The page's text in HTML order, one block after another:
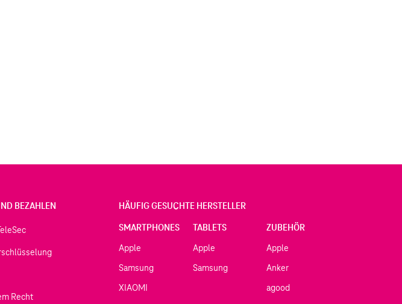
BEZAHLEN
Recht
HÄUFIG GESUCHTE HERSTELLER
SMARTPHONES
Apple
Samsung
XIAOMI
TABLETS
Apple
Samsung
ZUBEHÖR
Apple
Anker
agood